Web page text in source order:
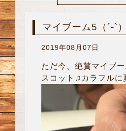
マイブーム5（´-`）
2019年08月07日
ただ今、絶賛マイブ
スコット♫カラフルに